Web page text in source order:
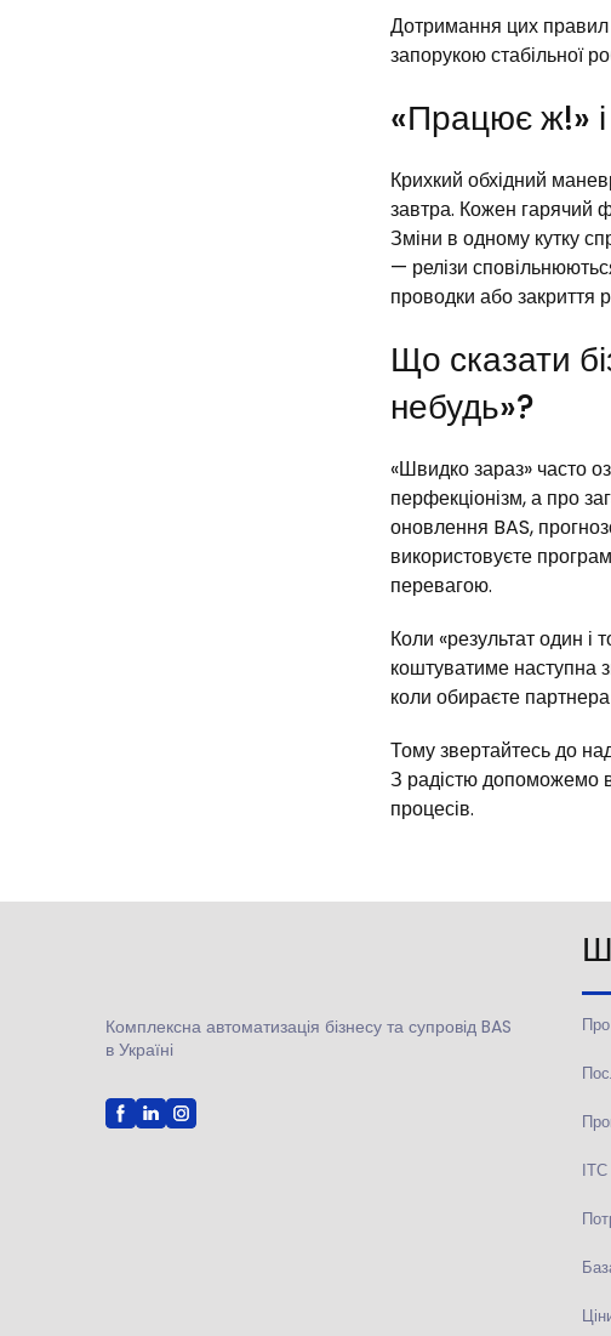
Дотримання цих правил
запорукою стабільної
«Працює ж!»
Крихкий обхідний
завтра. Кожен гарячий
Зміни в одному кутку
— релізи
проводки або закриття
Що сказати
небудь»?
«Швидко зараз» часто
перфекціонізм, а про
оновлення BAS,
використовуєте
перевагою.
Коли «результат один і
коштуватиме наступна
коли обираєте
Тому звертайтесь до
З радістю допоможемо
процесів.
Комплексна автоматизація бізнесу та супровід BAS
в Україні
ІТС